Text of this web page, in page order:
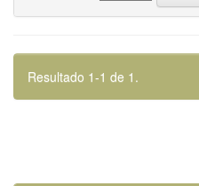
Resultado 1-1 de 1.